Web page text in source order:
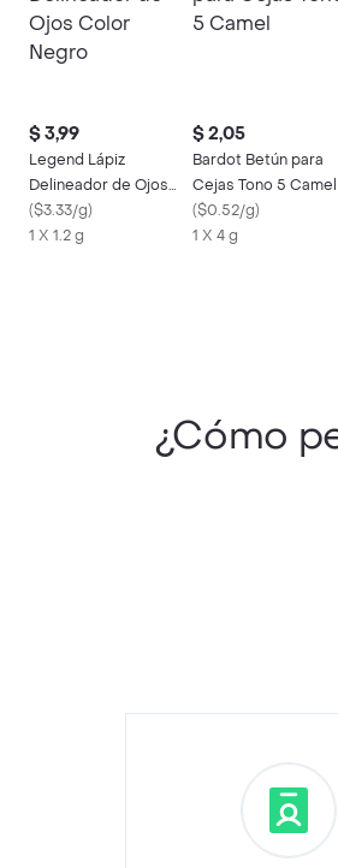
$ 3,99
Legend Lápiz
Delineador de Ojos
Color Negro
($3.33/g)
1 X 1.2 g
$ 2,05
Bardot Betún para
Cejas Tono 5 Camel
($0.52/g)
1 X 4 g
¿Cómo